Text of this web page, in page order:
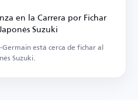
en la Carrera por Fichar
Suzuki
Germain está cerca de fichar al
Suzuki.